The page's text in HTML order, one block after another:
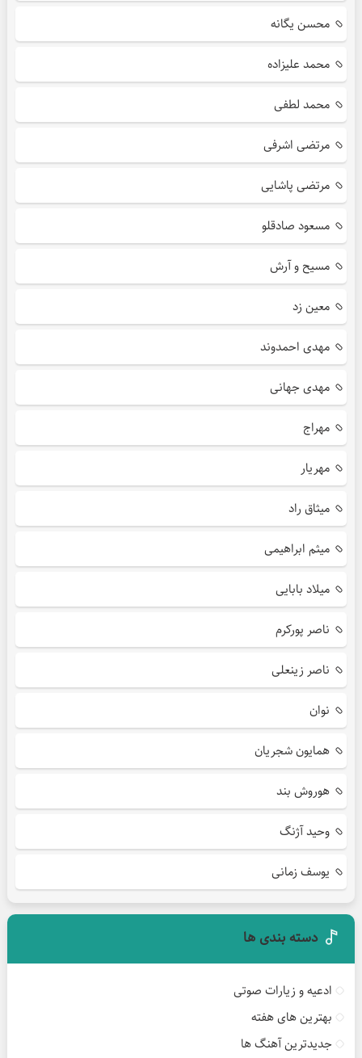
محسن یگانه
محمد علیزاده
محمد لطفی
مرتضی اشرفی
مرتضی پاشایی
مسعود صادقلو
مسیح و آرش
معین زد
مهدی احمدوند
مهدی جهانی
مهراج
مهریار
میثاق راد
میثم ابراهیمی
میلاد بابایی
ناصر پورکرم
ناصر زینعلی
نوان
همایون شجریان
هوروش بند
وحید آژنگ
یوسف زمانی
دسته بندی ها
ادعیه و زیارات صوتی
بهترین های هفته
جدیدترین آهنگ ها